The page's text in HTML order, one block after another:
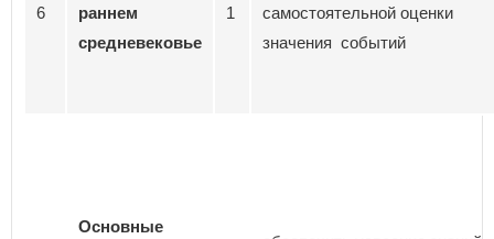
6
раннем
средневековье
1
самостоятельной оценки
значения событий
Основные